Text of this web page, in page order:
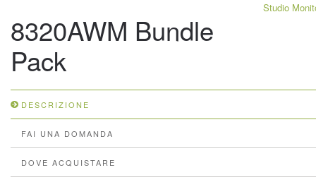
Studio
8320AWM Bundle
Pack
DESCRIZIONE
FAI UNA DOMANDA
DOVE ACQUISTARE